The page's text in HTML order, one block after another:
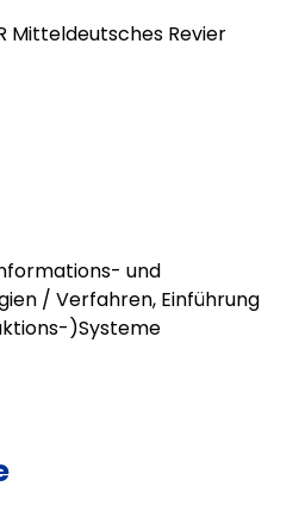
Mitteldeutsches Revier
und
/ Verfahren, Einführung
)Systeme